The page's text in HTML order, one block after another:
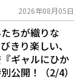
2026年08月05日
ちが織りな
きり楽しい、
ギャルにひか
公開！（2/4）